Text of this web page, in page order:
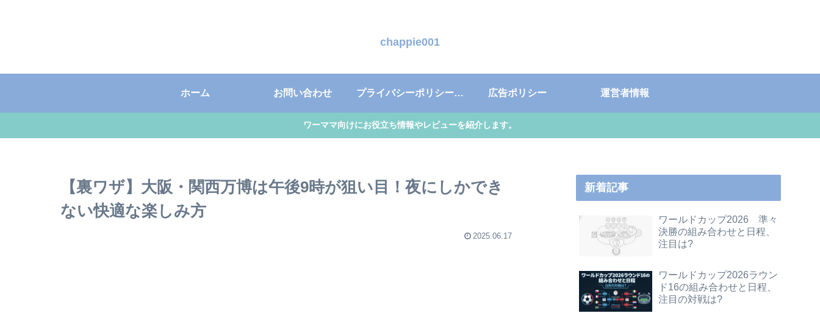
chappie001
ホーム お問い合わせ プライバシーポリシー・免責事項 広告ポリシー 運営者情報
ワーママ向けにお役立ち情報やレビューを紹介します。
【裏ワザ】大阪・関西万博は午後9時が狙い目！夜にしかでき
ない快適な楽しみ方
2025.06.17
新着記事
ワールドカップ2026 準々
決勝の組み合わせと日程、
注目は?
ワールドカップ2026ラウン
ド16の組み合わせと日程、
注目の対戦は?